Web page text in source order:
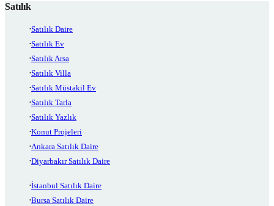
Satılık
Satılık Daire
Satılık Ev
Satılık Arsa
Satılık Villa
Satılık Müstakil Ev
Satılık Tarla
Satılık Yazlık
Konut Projeleri
Ankara Satılık Daire
Diyarbakır Satılık Daire
İstanbul Satılık Daire
Bursa Satılık Daire